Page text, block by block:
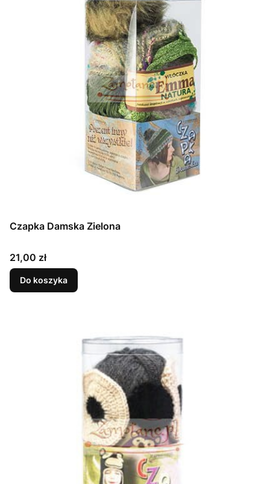
Czapka Damska Zielona
Cena
21,00 zł
Do koszyka